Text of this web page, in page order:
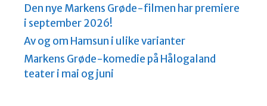
Den nye Markens Grøde-filmen har premiere
i september 2026!
Av og om Hamsun i ulike varianter
Markens Grøde-komedie på Hålogaland
teater i mai og juni